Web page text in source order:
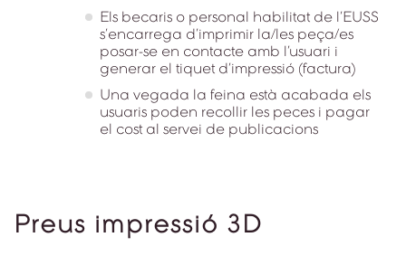
Els becaris o personal habilitat de l’EUSS
s’encarrega d’imprimir la/les peça/es
posar-se en contacte amb l’usuari i
generar el tiquet d’impressió (factura)
Una vegada la feina està acabada els
usuaris poden recollir les peces i pagar
el cost al servei de publicacions
Preus impressió 3D